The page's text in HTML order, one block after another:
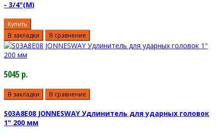
- 3/4"(M)
Купить
В закладки
В сравнение
5045 р.
В закладки В сравнение
S03A8E08 JONNESWAY Удлинитель для ударных головок
1" 200 мм